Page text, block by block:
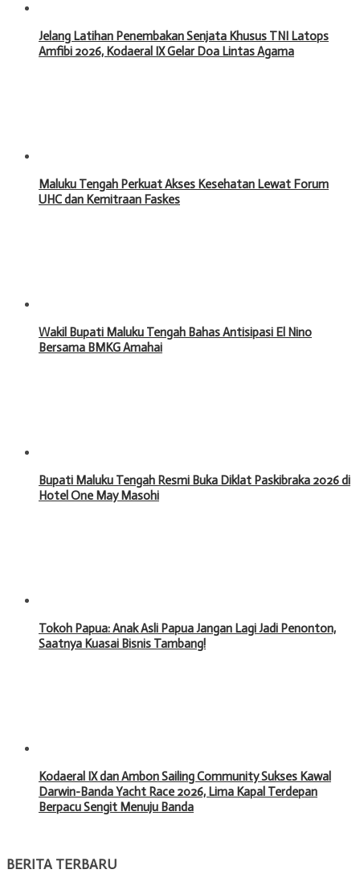
Jelang Latihan Penembakan Senjata Khusus TNI Latops
Amfibi 2026, Kodaeral IX Gelar Doa Lintas Agama
Maluku Tengah Perkuat Akses Kesehatan Lewat Forum
UHC dan Kemitraan Faskes
Wakil Bupati Maluku Tengah Bahas Antisipasi El Nino
Bersama BMKG Amahai
Bupati Maluku Tengah Resmi Buka Diklat Paskibraka 2026 di
Hotel One May Masohi
Tokoh Papua: Anak Asli Papua Jangan Lagi Jadi Penonton,
Saatnya Kuasai Bisnis Tambang!
Kodaeral IX dan Ambon Sailing Community Sukses Kawal
Darwin-Banda Yacht Race 2026, Lima Kapal Terdepan
Berpacu Sengit Menuju Banda
BERITA TERBARU